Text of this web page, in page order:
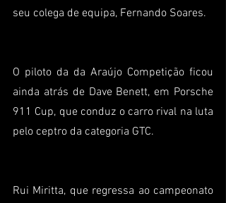
seu colega de equipa, Fernando Soares.
O piloto da da Araújo Competição ficou
ainda atrás de Dave Benett, em Porsche
911 Cup, que conduz o carro rival na luta
pelo ceptro da categoria GTC.
Rui Miritta, que regressa ao campeonato